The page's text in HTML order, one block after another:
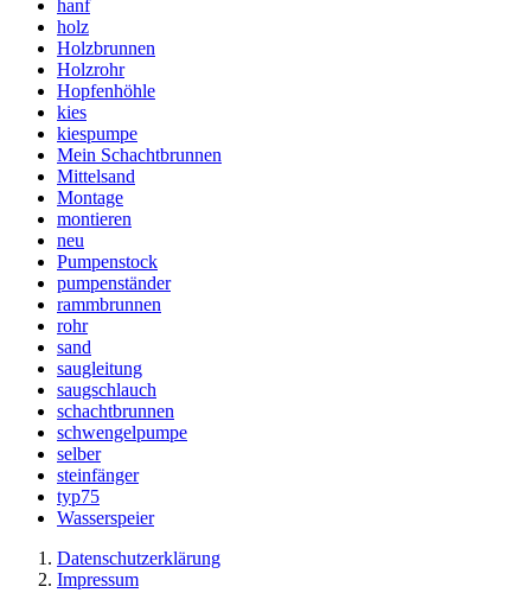
hanf
holz
Holzbrunnen
Holzrohr
Hopfenhöhle
kies
kiespumpe
Mein Schachtbrunnen
Mittelsand
Montage
montieren
neu
Pumpenstock
pumpenständer
rammbrunnen
rohr
sand
saugleitung
saugschlauch
schachtbrunnen
schwengelpumpe
selber
steinfänger
typ75
Wasserspeier
Datenschutzerklärung
Impressum